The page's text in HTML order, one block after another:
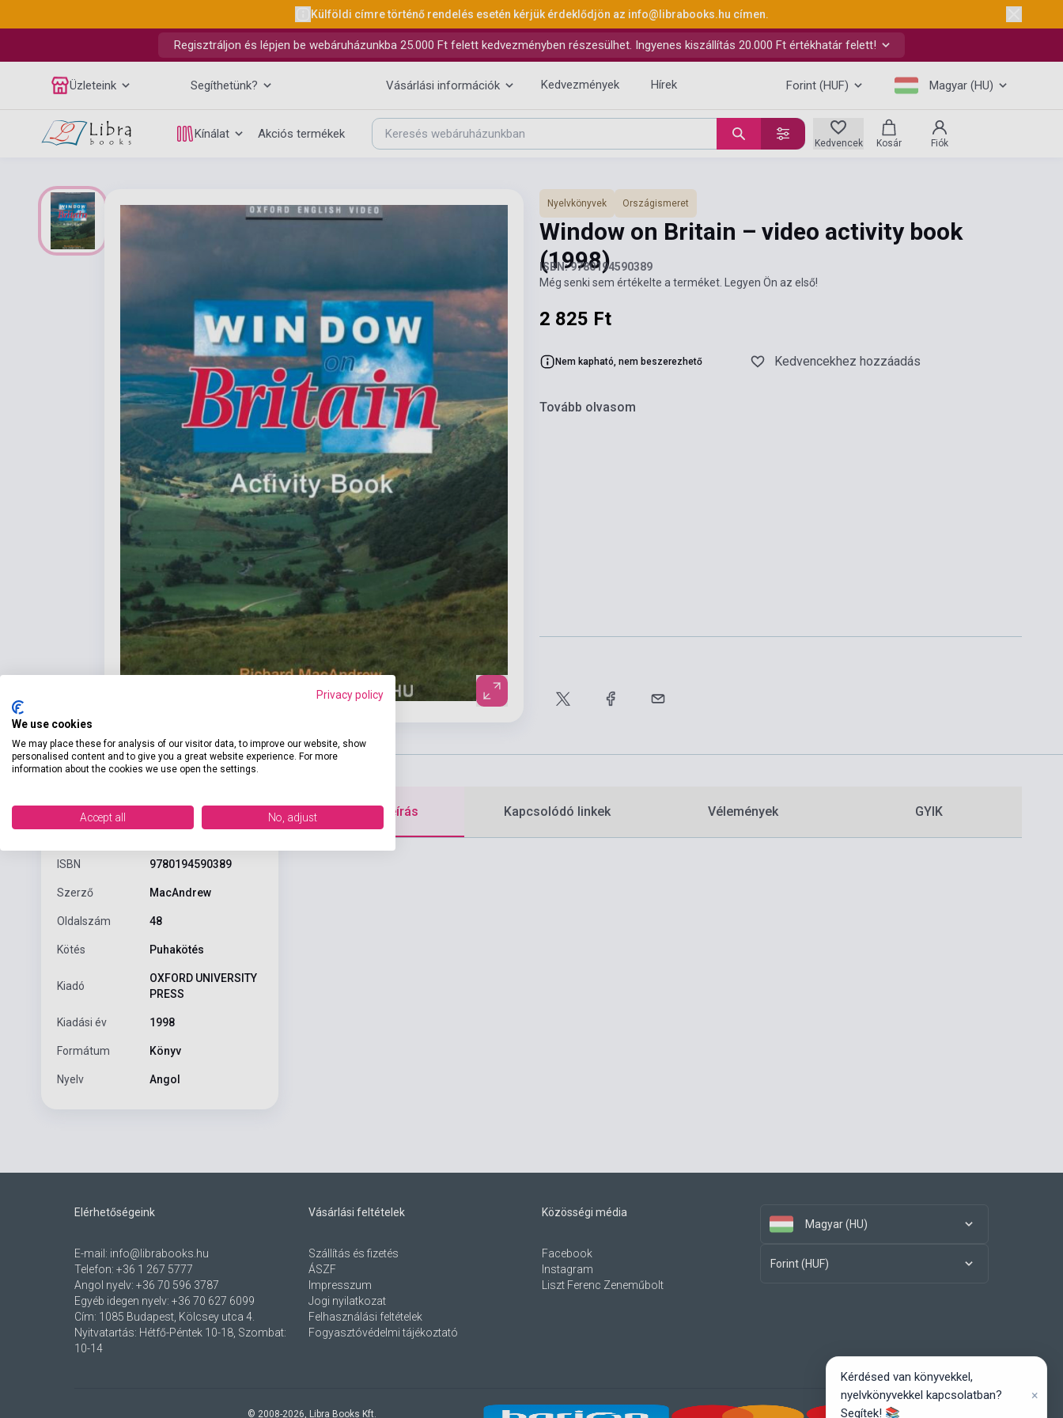
Külföldi címre történő rendelés esetén kérjük érdeklődjön az info@librabooks.hu címen.
Regisztráljon és lépjen be webáruházunkba 25.000 Ft felett kedvezményben részesülhet. Ingyenes kiszállítás 20.000 Ft értékhatár felett!
Üzleteink Segíthetünk? Vásárlási információk Kedvezmények Hírek Forint (HUF) Magyar (HU)
Kínálat Akciós termékek
Kedvencek Kosár Fiók
Nyelvkönyvek Országismeret
Window on Britain – video activity book
(1998)
ISBN: 9780194590389
Még senki sem értékelte a terméket. Legyen Ön az első!
2 825 Ft
Nem kapható, nem beszerezhető Kedvencekhez hozzáadás
Tovább olvasom
Termékjellemzők
ISBN 9780194590389
Szerző MacAndrew
Oldalszám 48
Kötés Puhakötés
Kiadó
OXFORD UNIVERSITY
PRESS
Kiadási év 1998
Formátum Könyv
Nyelv Angol
Részletes leírás Kapcsolódó linkek Vélemények GYIK
Elérhetőségeink
E-mail: info@librabooks.hu
Telefon: +36 1 267 5777
Angol nyelv: +36 70 596 3787
Egyéb idegen nyelv: +36 70 627 6099
Cím: 1085 Budapest, Kölcsey utca 4.
Nyitvatartás: Hétfő-Péntek 10-18, Szombat:
10-14
Vásárlási feltételek
Szállítás és fizetés
ÁSZF
Impresszum
Jogi nyilatkozat
Felhasználási feltételek
Fogyasztóvédelmi tájékoztató
Közösségi média
Facebook
Instagram
Liszt Ferenc Zeneműbolt
Magyar (HU)
Forint (HUF)
© 2008-2026, Libra Books Kft.
Kérdésed van könyvekkel,
nyelvkönyvekkel kapcsolatban?
Segítek! 📚
×
Privacy policy
We use cookies
We may place these for analysis of our visitor data, to improve our website, show
personalised content and to give you a great website experience. For more
information about the cookies we use open the settings.
Accept all No, adjust